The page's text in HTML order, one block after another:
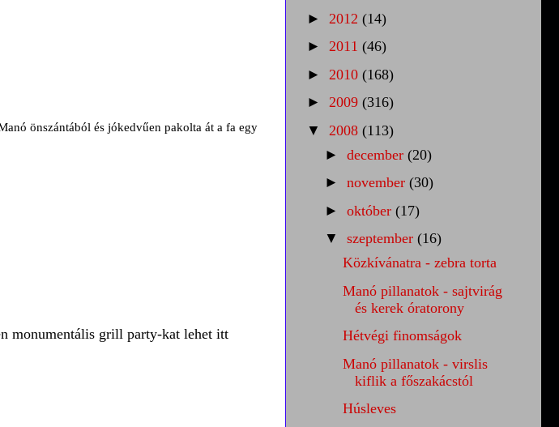
önszántából és jókedvűen pakolta át a fa egy
monumentális grill party-kat lehet itt
► 2012 (14)
► 2011 (46)
► 2010 (168)
► 2009 (316)
▼ 2008 (113)
► december (20)
► november (30)
► október (17)
▼ szeptember (16)
Közkívánatra - zebra torta
Manó pillanatok - sajtvirág
és kerek óratorony
Hétvégi finomságok
Manó pillanatok - virslis
kiflik a főszakácstól
Húsleves